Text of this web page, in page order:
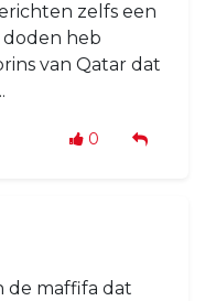
zelfs een
doden heb
van Qatar dat
0
de maffifa dat